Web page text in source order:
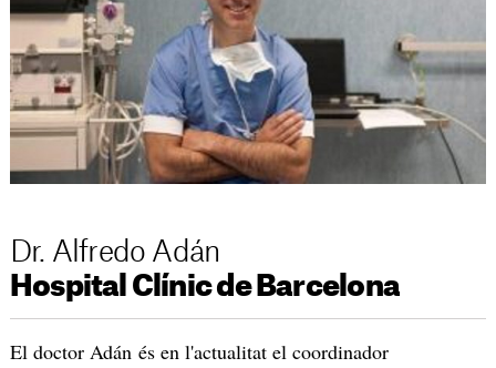
Dr. Alfredo Adán
Hospital Clínic de Barcelona
El doctor Adán és en l'actualitat el coordinador